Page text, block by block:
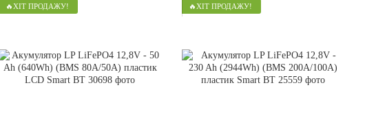
🔥ХІТ ПРОДАЖУ!
🔥ХІТ ПРОДАЖУ!